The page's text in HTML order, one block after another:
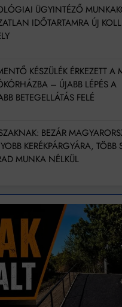
ÜGYINTÉZŐ
IDŐTARTAMRA ÚJ
KÉSZÜLÉK ÉRKEZETT A
– ÚJABB LÉPÉS A
BETEGELLÁTÁS FELÉ
BEZÁR
KERÉKPÁRGYÁRA, TÖBB
MUNKA NÉLKÜL